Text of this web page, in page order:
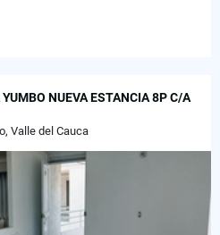
NUEVA ESTANCIA 8P C/A
Valle del Cauca